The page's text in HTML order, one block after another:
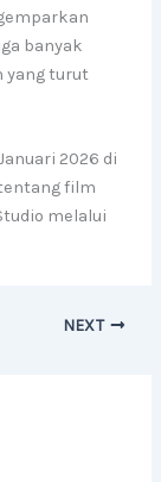
banyak
yang turut
2026 di
film
melalui
NEXT